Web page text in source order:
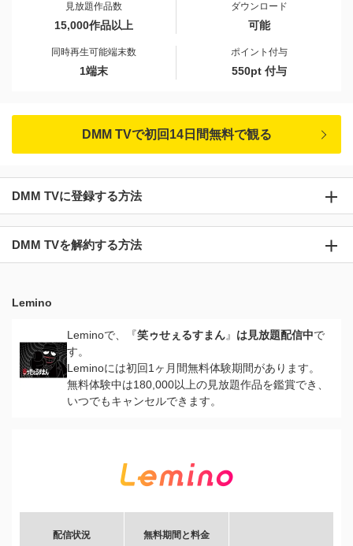
見放題作品数
15,000作品以上
ダウンロード
可能
同時再生可能端末数
1端末
ポイント付与
550pt 付与
DMM TVで初回14日間無料で観る
DMM TVに登録する方法
DMM TVを解約する方法
Lemino
Leminoで、『笑ゥせぇるすまん』 は見放題配信中で
す。
Leminoには初回1ヶ月間無料体験期間があります。
無料体験中は180,000以上の見放題作品を鑑賞でき、
いつでもキャンセルできます。
配信状況 無料期間と料金